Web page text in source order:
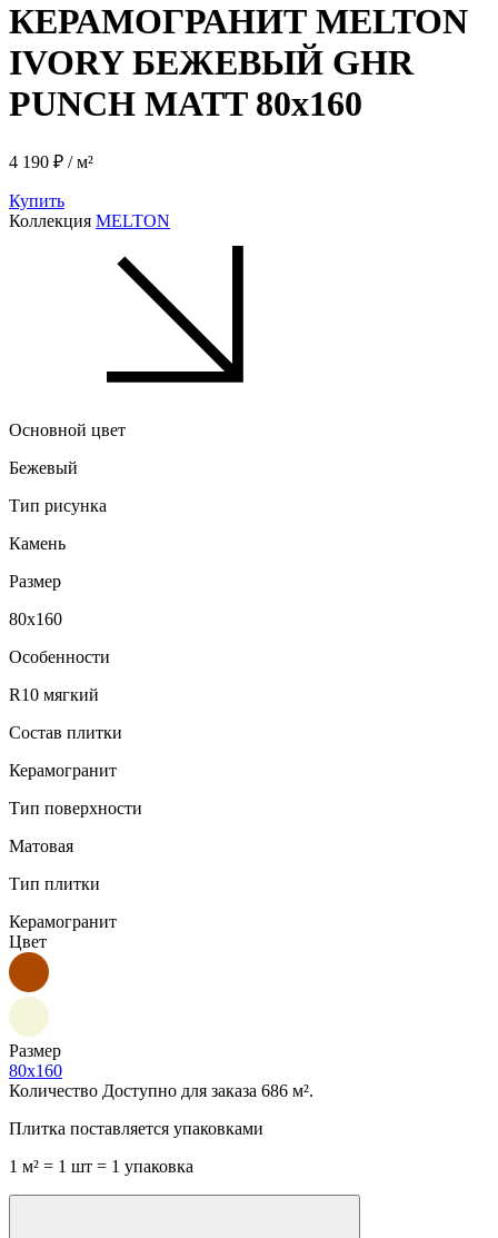
КЕРАМОГРАНИТ MELTON
IVORY БЕЖЕВЫЙ GHR
PUNCH MATT 80x160
4 190 ₽ / м²
Купить
Коллекция MELTON
Основной цвет
Бежевый
Тип рисунка
Камень
Размер
80x160
Особенности
R10 мягкий
Состав плитки
Керамогранит
Тип поверхности
Матовая
Тип плитки
Керамогранит
Цвет
Размер
80x160
Количество Доступно для заказа 686 м².
Плитка поставляется упаковками
1 м² = 1 шт = 1 упаковка